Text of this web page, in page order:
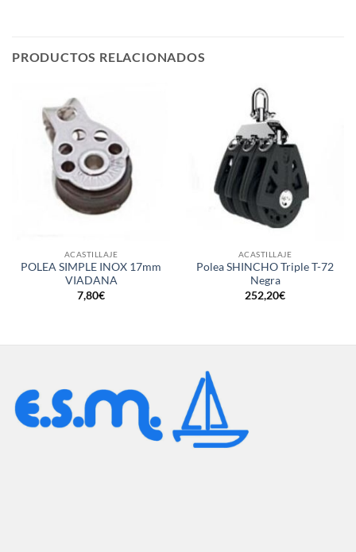
PRODUCTOS RELACIONADOS
ACASTILLAJE
POLEA SIMPLE INOX 17mm
VIADANA
7,80€
ACASTILLAJE
Polea SHINCHO Triple T-72
Negra
252,20€